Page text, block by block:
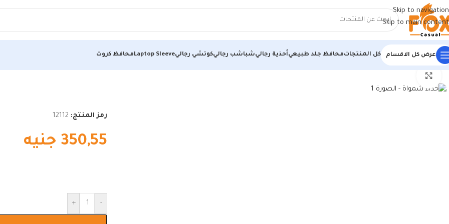
Skip to navigation
Skip to main content
عرض كل الاقسام كل المنتجاتمحافظ جلد طبيعيأحذية رجاليشباشب رجاليكوتشي رجاليLaptop Sleeveمحافظ كروت
الرئيسية/أحذية رجالي
رمز المنتج: 12112
350,55 جنيه
-
+